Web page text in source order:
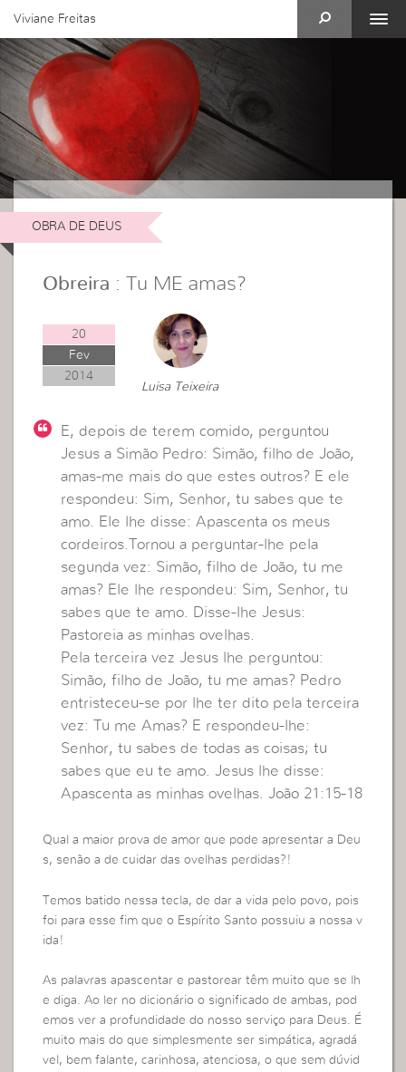
Viviane Freitas
OBRA DE DEUS
Obreira : Tu ME amas?
20
Fev
2014
Luisa Teixeira
E, depois de terem comido, perguntou
Jesus a Simão Pedro: Simão, filho de João,
amas-me mais do que estes outros? E ele
respondeu: Sim, Senhor, tu sabes que te
amo. Ele lhe disse: Apascenta os meus
cordeiros.Tornou a perguntar-lhe pela
segunda vez: Simão, filho de João, tu me
amas? Ele lhe respondeu: Sim, Senhor, tu
sabes que te amo. Disse-lhe Jesus:
Pastoreia as minhas ovelhas.
Pela terceira vez Jesus lhe perguntou:
Simão, filho de João, tu me amas? Pedro
entristeceu-se por lhe ter dito pela terceira
vez: Tu me Amas? E respondeu-lhe:
Senhor, tu sabes de todas as coisas; tu
sabes que eu te amo. Jesus lhe disse:
Apascenta as minhas ovelhas. João 21:15-18
Qual a maior prova de amor que pode apresentar a Deu
s, senão a de cuidar das ovelhas perdidas?!
Temos batido nessa tecla, de dar a vida pelo povo, pois
foi para esse fim que o Espírito Santo possuiu a nossa v
ida!
As palavras apascentar e pastorear têm muito que se lh
e diga. Ao ler no dicionário o significado de ambas, pod
emos ver a profundidade do nosso serviço para Deus. É
muito mais do que simplesmente ser simpática, agradá
vel, bem falante, carinhosa, atenciosa, o que sem dúvid